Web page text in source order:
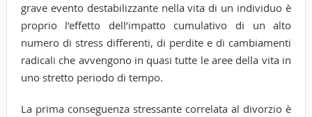
grave evento destabilizzante nella vita di un individuo è
proprio l’effetto dell’impatto cumulativo di un alto
numero di stress differenti, di perdite e di cambiamenti
radicali che avvengono in quasi tutte le aree della vita in
uno stretto periodo di tempo.
La prima conseguenza stressante correlata al divorzio è